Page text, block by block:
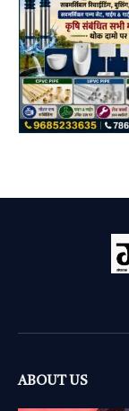
ABOUT US